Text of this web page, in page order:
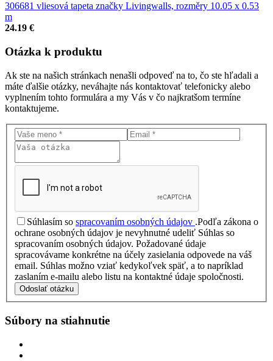
306681 vliesová tapeta značky Livingwalls, rozměry 10.05 x 0.53
m
24.19 €
Otázka k produktu
Ak ste na našich stránkach nenašli odpoveď na to, čo ste hľadali a
máte ďalšie otázky, neváhajte nás kontaktovať telefonicky alebo
vyplnením tohto formulára a my Vás v čo najkratšom termíne
kontaktujeme.
Súhlasím so spracovaním osobných údajov .Podľa zákona o
ochrane osobných údajov je nevyhnutné udeliť Súhlas so
spracovaním osobných údajov. Požadované údaje
spracovávame konkrétne na účely zasielania odpovede na váš
email. Súhlas možno vziať kedykoľvek späť, a to napríklad
zaslaním e-mailu alebo listu na kontaktné údaje spoločnosti.
Odoslať otázku
Súbory na stiahnutie